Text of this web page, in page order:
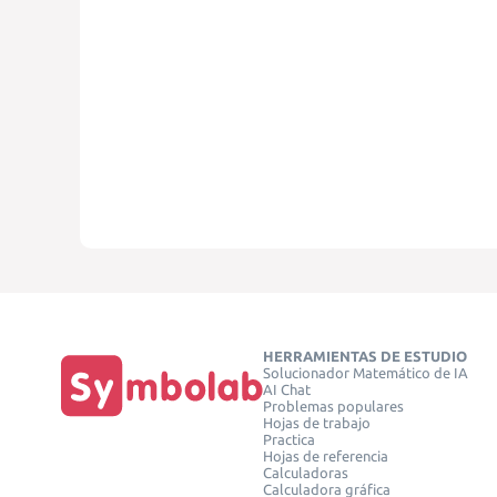
HERRAMIENTAS DE ESTUDIO
Solucionador Matemático de IA
AI Chat
Problemas populares
Hojas de trabajo
Practica
Hojas de referencia
Calculadoras
Calculadora gráfica